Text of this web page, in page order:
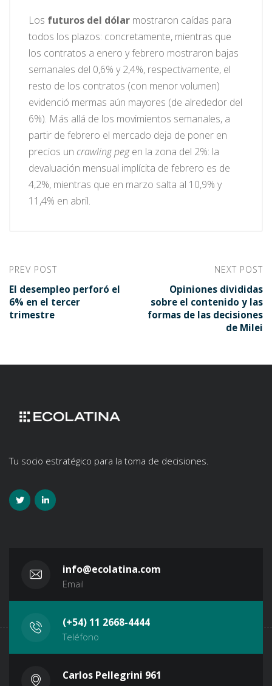
Los futuros del dólar mostraron caídas para
todos los plazos: concretamente, mientras que
los contratos a enero y febrero mostraron bajas
semanales del 0,6% y 2,4%, respectivamente, el
resto de los contratos (con menor volumen)
evidenció mermas aún mayores (de alrededor del
6%). Más allá de los movimientos semanales, a
partir de febrero el mercado deja de poner en
precios un crawling pegen la zona del 2%: la
devaluación mensual implícita de febrero es de
4,2%, mientras que en marzo salta al 10,9% y
11,4% en abril.
PREV POST
El desempleo perforó el
6% en el tercer
trimestre
NEXT POST
Opiniones divididas
sobre el contenido y las
formas de las decisiones
de Milei
Tu socio estratégico para la toma de decisiones.
info@ecolatina.com
Email
(+54) 11 2668-4444
Teléfono
Carlos Pellegrini 961